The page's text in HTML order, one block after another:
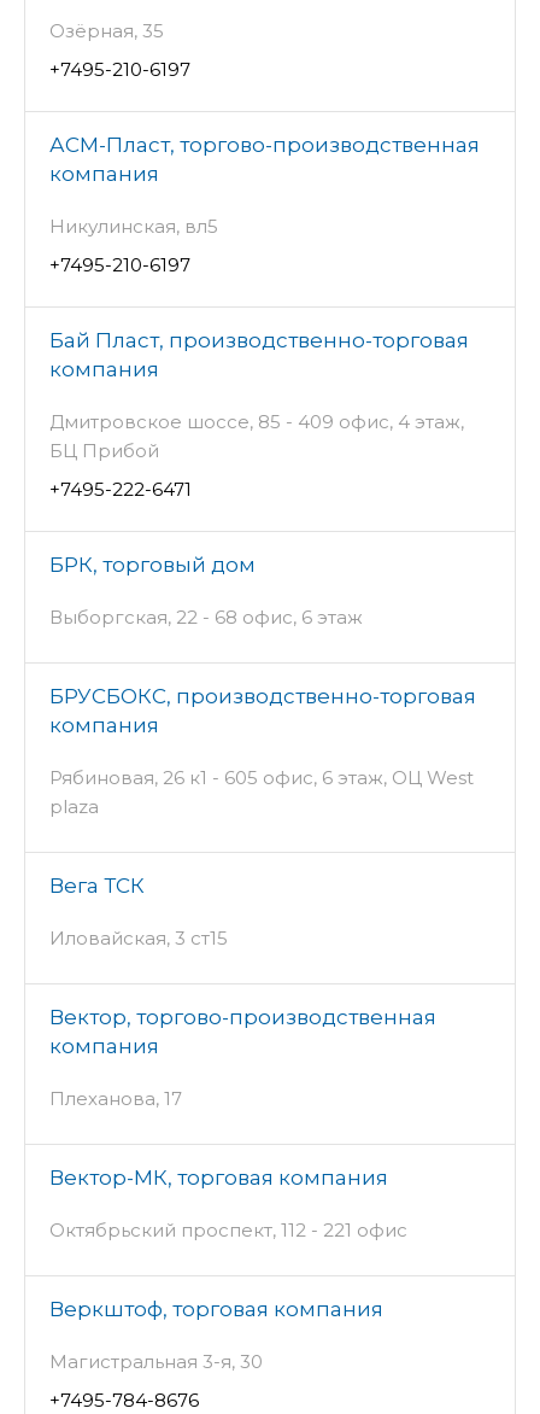
Озёрная, 35
+7495-210-6197
АСМ-Пласт, торгово-производственная
компания
Никулинская, вл5
+7495-210-6197
Бай Пласт, производственно-торговая
компания
Дмитровское шоссе, 85 - 409 офис, 4 этаж,
БЦ Прибой
+7495-222-6471
БРК, торговый дом
Выборгская, 22 - 68 офис, 6 этаж
БРУСБОКС, производственно-торговая
компания
Рябиновая, 26 к1 - 605 офис, 6 этаж, ОЦ West
plaza
Вега ТСК
Иловайская, 3 ст15
Вектор, торгово-производственная
компания
Плеханова, 17
Вектор-МК, торговая компания
Октябрьский проспект, 112 - 221 офис
Веркштоф, торговая компания
Магистральная 3-я, 30
+7495-784-8676